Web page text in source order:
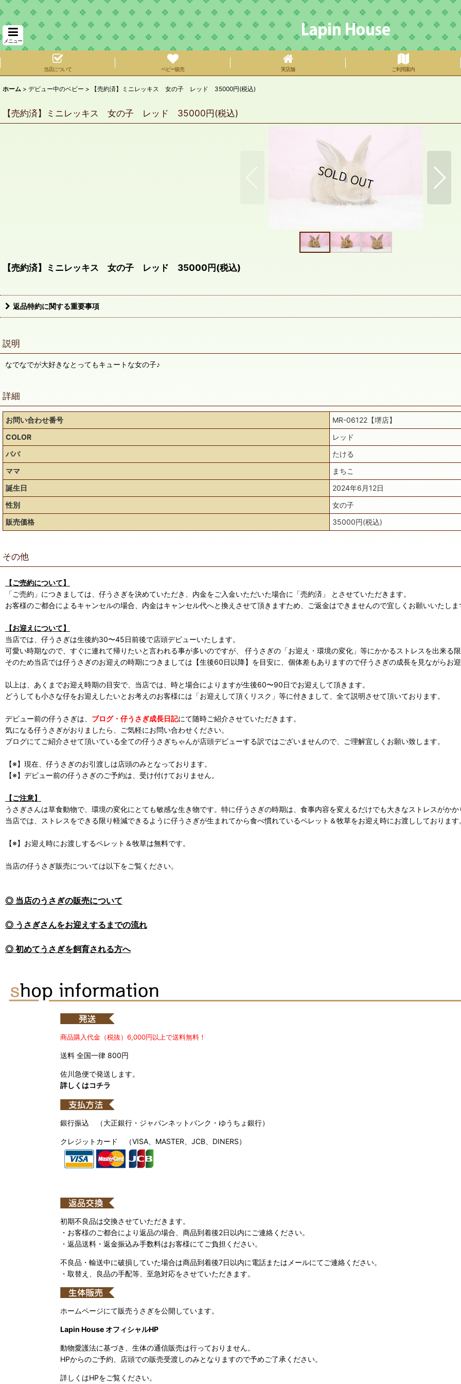
メニュー
当店について ベビー販売 実店舗 ご利用案内
ホーム > デビュー中のベビー > 【売約済】ミニレッキス 女の子 レッド 35000円(税込)
【売約済】ミニレッキス 女の子 レッド 35000円(税込)
【売約済】ミニレッキス 女の子 レッド 35000円(税込)
返品特約に関する重要事項
説明
なでなでが大好きなとってもキュートな女の子♪
詳細
お問い合わせ番号
MR-06122【堺店】
COLOR
レッド
パパ
たける
ママ
まちこ
誕生日
2024年6月12日
性別
女の子
販売価格
35000円(税込)
その他
【ご売約について】
「ご売約」につきましては、仔うさぎを決めていただき、内金をご入金いただいた場合に「売約済」 とさせていただきます。
お客様のご都合によるキャンセルの場合、内金はキャンセル代へと換えさせて頂きますため、ご返金はできませんので宜しくお願いいたしま
【お迎えについて】
当店では、仔うさぎは生後約30〜45日前後で店頭デビューいたします。
可愛い時期なので、すぐに連れて帰りたいと言われる事が多いのですが、 仔うさぎの「お迎え・環境の変化」等にかかるストレスを出来る
そのため当店では仔うさぎのお迎えの時期につきましては【生後60日以降】を目安に、個体差もありますので仔うさぎの成長を見ながらお
以上は、あくまでお迎え時期の目安で、当店では、時と場合によりますが生後60〜90日でお迎えして頂きます。
どうしても小さな仔をお迎えしたいとお考えのお客様には「お迎えして頂くリスク」等に付きまして、全て説明させて頂いております。
デビュー前の仔うさぎは、 ブログ・仔うさぎ成長日記にて随時ご紹介させていただきます。
気になる仔うさぎがおりましたら、ご気軽にお問い合わせください。
ブログにてご紹介させて頂いている全ての仔うさぎちゃんが店頭デビューする訳ではございませんので、ご理解宜しくお願い致します。
【※】現在、仔うさぎのお引渡しは店頭のみとなっております。
【※】デビュー前の仔うさぎのご予約は、受け付けておりません。
【ご注意】
うさぎさんは草食動物で、環境の変化にとても敏感な生き物です。特に仔うさぎの時期は、食事内容を変えるだけでも大きなストレスがかか
当店では、ストレスをできる限り軽減できるように仔うさぎが生まれてから食べ慣れているペレット＆牧草をお迎え時にお渡ししております
【※】お迎え時にお渡しするペレット＆牧草は無料です。
当店の仔うさぎ販売については以下をご覧ください。
◎ 当店のうさぎの販売について
◎ うさぎさんをお迎えするまでの流れ
◎ 初めてうさぎを飼育される方へ
商品購入代金（税抜）6,000円以上で送料無料！
送料 全国一律 800円
佐川急便で発送します。
詳しくはコチラ
銀行振込 （大正銀行・ジャパンネットバンク・ゆうちょ銀行）
クレジットカード （VISA、MASTER、JCB、DINERS）
初期不良品は交換させていただきます。
・お客様のご都合により返品の場合、商品到着後2日以内にご連絡ください。
・返品送料・返金振込み手数料はお客様にてご負担ください。
不良品・輸送中に破損していた場合は商品到着後7日以内に電話またはメールにてご連絡ください。
・取替え、良品の手配等、至急対応をさせていただきます。
ホームページにて販売うさぎを公開しています。
Lapin House オフィシャルHP
動物愛護法に基づき、生体の通信販売は行っておりません。
HPからのご予約、店頭での販売受渡しのみとなりますので予めご了承ください。
詳しくはHPをご覧ください。